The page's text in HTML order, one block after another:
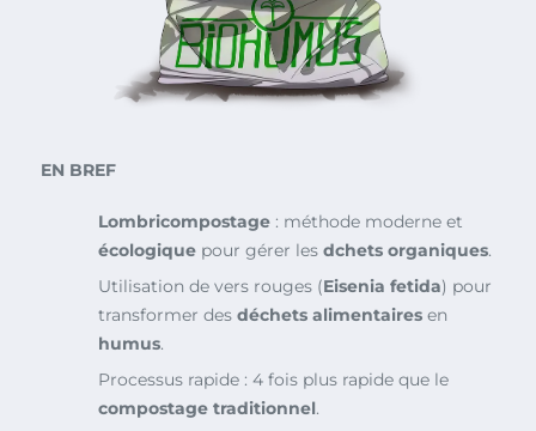
EN BREF
Lombricompostage : méthode moderne et
écologique pour gérer les dchets organiques.
Utilisation de vers rouges (Eisenia fetida) pour
transformer des déchets alimentaires en
humus.
Processus rapide : 4 fois plus rapide que le
compostage traditionnel.